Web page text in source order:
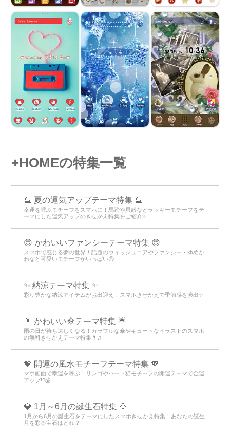
+HOMEの特集一覧
🔮 夏の運気アップテーマ特集 🔮
幸運を呼ぶモチーフをスマホに！馬蹄や貝殻などラッキーモチーフをテ
ーマにした運気アップのきせかえ特集をご紹介✨
😍 かわいいファンシーテーマ特集 😍
スマホで感じる夢の世界！話題のウィッシュコアやファンシー・ゆめか
わなど可愛いモチーフがいっぱい😍
✨ 納涼テーマ特集 ✨
彩り豊かな納涼アイテムがお出迎え！スマホきせかえで季節感を演出✨
🌂 かわいい傘テーマ特集 ☔
雨の日が待ち遠しくなる！カラフルな傘やキュートなイラストのスマホ
の無料きせかえテーマ特集🌂♫
💖 開運の風水モチーフテーマ特集 💖
マホ画面で幸運を呼ぶ！リンゴやハート猫モチーフの開運テーマで金運
アップ!?💰
💎 1月～6月の誕生石特集 💎
1月から6月の誕生石をテーマにしたスマホきせかえ特集！あなたの誕生
月を彩る宝石はどれ？